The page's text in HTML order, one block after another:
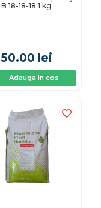
B 18-18-18 1 kg
50.00 lei
Adauga in cos